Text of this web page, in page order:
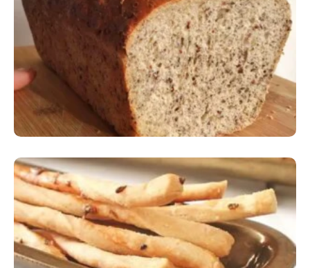
Comer Bem: Pão Low Carb
Comer Bem: Palitinhos De Cebola E Salsa